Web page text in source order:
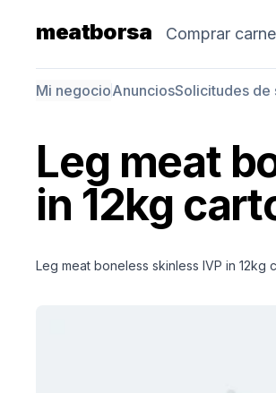
meatborsa Comprar carne
Mi negocioAnunciosSolicitudes de
Leg meat
in 12kg
Leg meat boneless skinless IVP in 12kg